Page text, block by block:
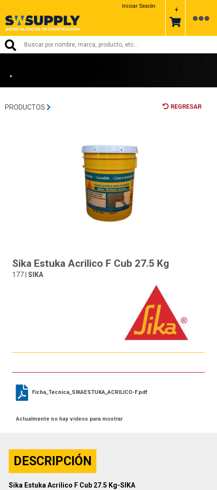
Iniciar Sesión +
•
PRODUCTOS REGRESAR
Sika Estuka Acrilico F Cub 27.5 Kg
177 | SIKA
Ficha_Tecnica_SIKAESTUKA_ACRILICO-F.pdf
Actualmente no hay videos para mostrar
DESCRIPCIÓN
Sika Estuka Acrilico F Cub 27.5 Kg-SIKA